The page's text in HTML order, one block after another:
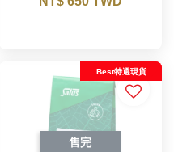
售完
Best特選現貨